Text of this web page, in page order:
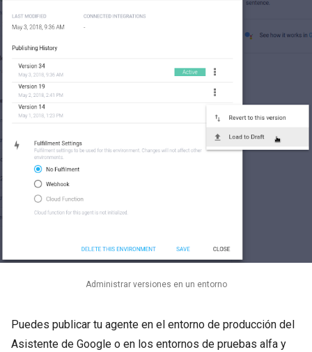
Administrar versiones en un entorno
Puedes publicar tu agente en el entorno de producción del
Asistente de Google o en los entornos de pruebas alfa y